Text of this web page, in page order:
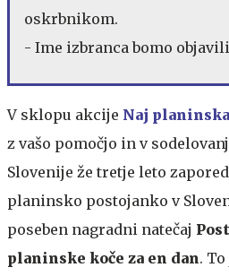
oskrbnikom.
- Ime izbranca bomo
V sklopu akcije Naj
z vašo pomočjo in v
Slovenije že tretje leto
planinsko postojanko v
poseben nagradni natečaj
planinske koče za en dan.